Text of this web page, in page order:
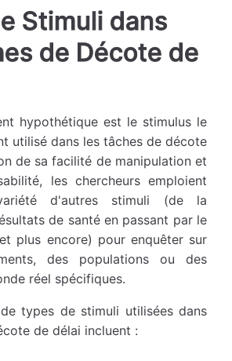
Stimuli dans
de Décote de
hypothétique est le stimulus le
utilisé dans les tâches de décote
de sa facilité de manipulation et
les chercheurs emploient
d'autres stimuli (de la
de santé en passant par le
plus encore) pour enquêter sur
des populations ou des
réel spécifiques.
types de stimuli utilisées dans
de délai incluent :